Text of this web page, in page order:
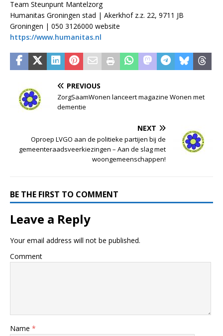
Team Steunpunt Mantelzorg
Humanitas Groningen stad | Akerkhof z.z. 22, 9711 JB
Groningen | 050 3126000 website
https://www.humanitas.nl
PREVIOUS
ZorgSaamWonen lanceert magazine Wonen met
dementie
NEXT
Oproep LVGO aan de politieke partijen bij de
gemeenteraadsveerkiezingen – Aan de slag met
woongemeenschappen!
BE THE FIRST TO COMMENT
Leave a Reply
Your email address will not be published.
Comment
Name *